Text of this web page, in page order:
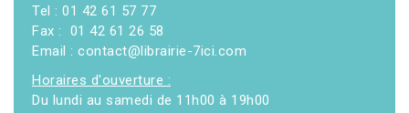
Tel : 01 42 61 57 77
Fax : 01 42 61 26 58
Email : contact@librairie-7ici.com
Horaires d'ouverture :
Du lundi au samedi de 11h00 à 19h00